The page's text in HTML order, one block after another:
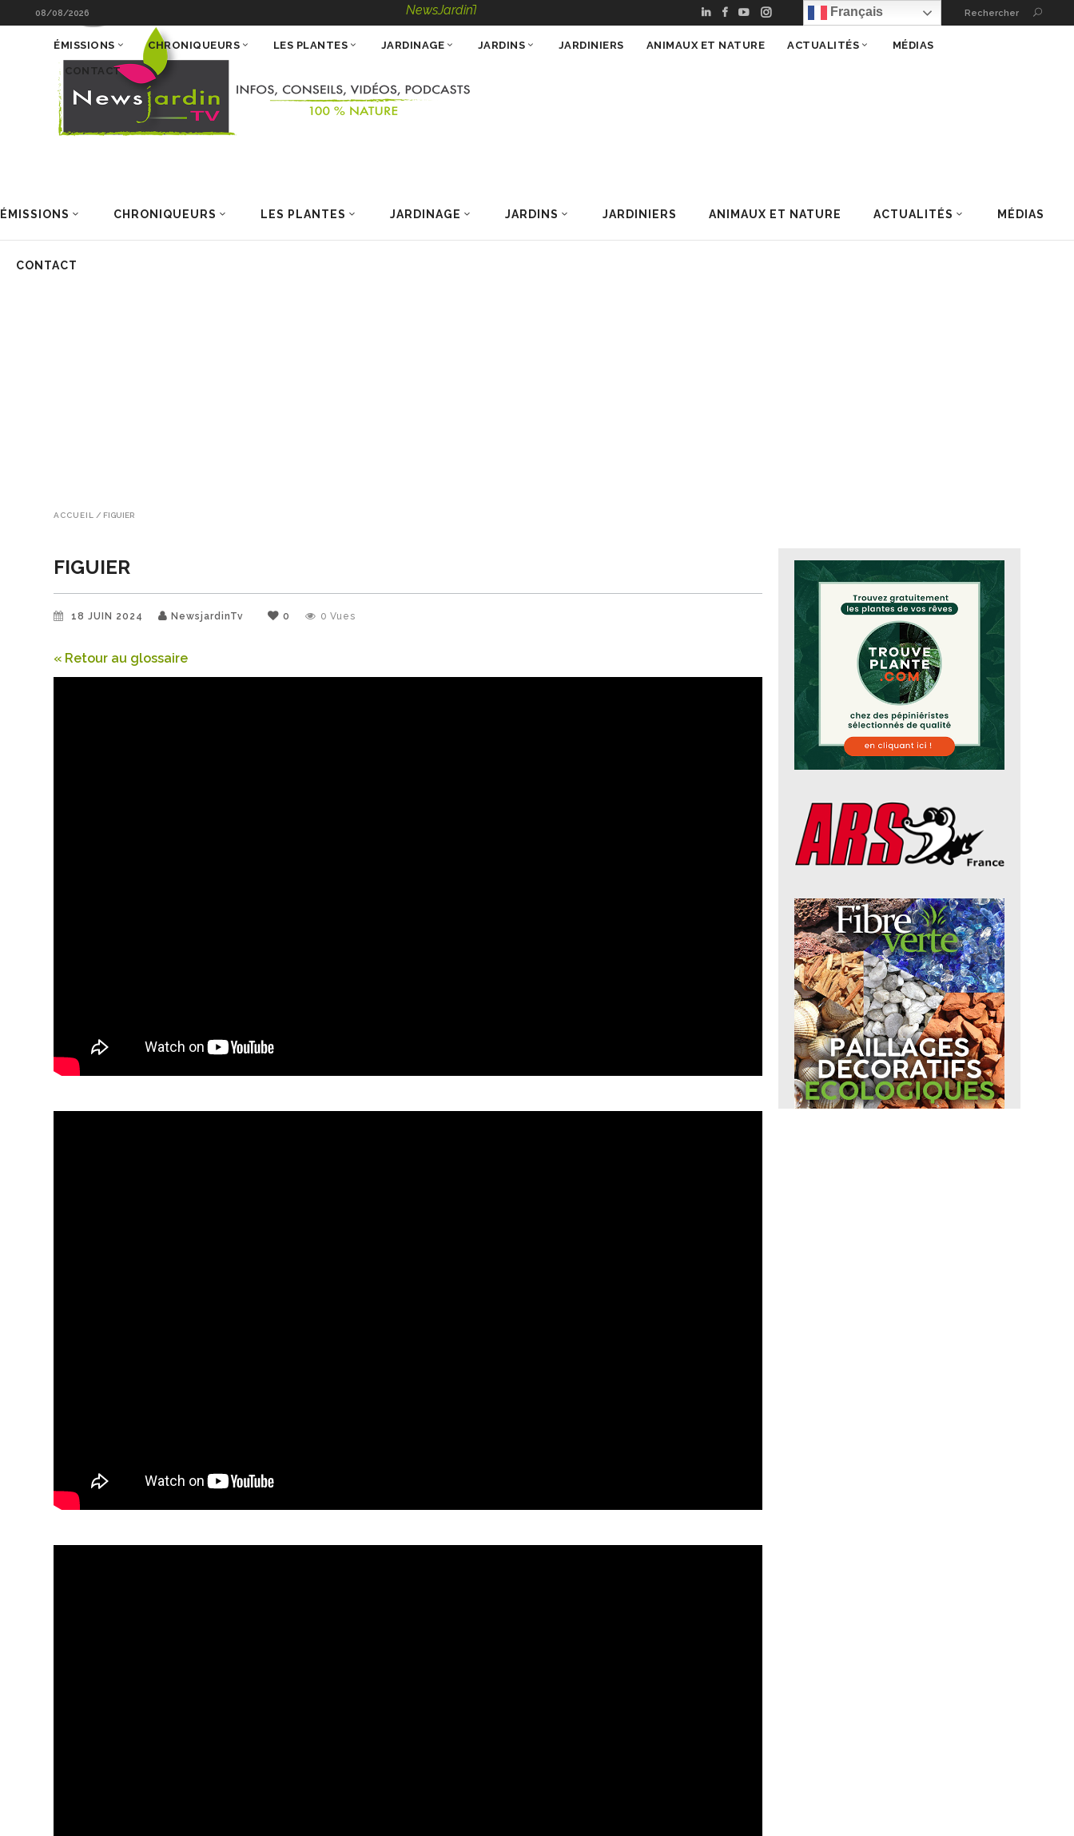
08/08/2026 NewsJardinTV – Infos, Conseils, Vidéos, Podcasts – 100 % Nature Français Rechercher
ÉMISSIONS CHRONIQUEURS LES PLANTES JARDINAGE JARDINS JARDINIERS ANIMAUX ET NATURE ACTUALITÉS MÉDIAS
CONTACT
ÉMISSIONS CHRONIQUEURS LES PLANTES JARDINAGE JARDINS JARDINIERS ANIMAUX ET NATURE ACTUALITÉS MÉDIAS
CONTACT
ACCUEIL / FIGUIER
FIGUIER
18 JUIN 2024 NewsjardinTv 0 0 Vues
« Retour au glossaire